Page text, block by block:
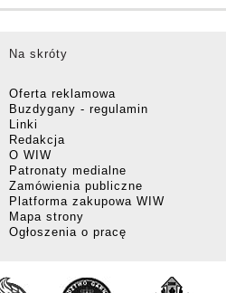
Na skróty
Oferta reklamowa
Buzdygany - regulamin
Linki
Redakcja
O WIW
Patronaty medialne
Zamówienia publiczne
Platforma zakupowa WIW
Mapa strony
Ogłoszenia o pracę